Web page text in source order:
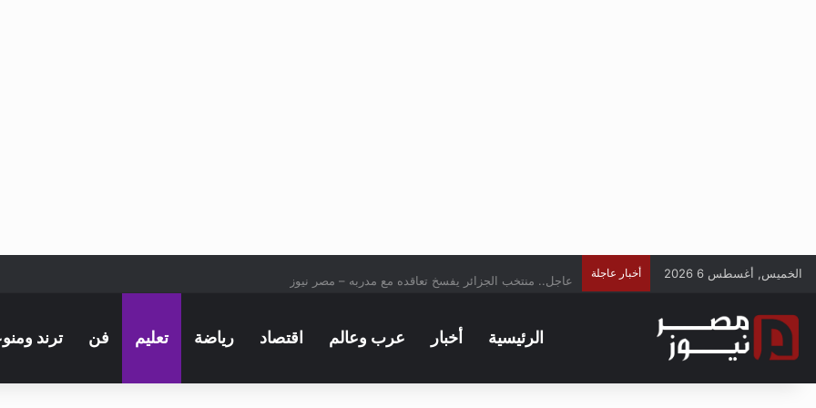
الخميس, أغسطس 6 2026 أخبار عاجلة عاجل.. منتخب الجزائر يفسخ تعاقده مع مدربه – مصر نيوز
الرئيسية أخبار عرب وعالم اقتصاد رياضة تعليم فن ترند